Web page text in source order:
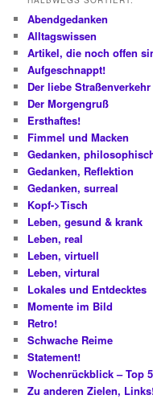
Abendgedanken
Alltagswissen
Artikel, die noch offen
Aufgeschnappt!
Der liebe Straßenverkehr
Der Morgengruß
Ersthaftes!
Fimmel und Macken
Gedanken,
Gedanken, Reflektion
Gedanken, surreal
Kopf->Tisch
Leben, gesund & krank
Leben, real
Leben, virtuell
Leben, virtural
Lokales und Entdecktes
Momente im Bild
Retro!
Schwache Reime
Statement!
Wochenrückblick – Top 5
Zu anderen Zielen,